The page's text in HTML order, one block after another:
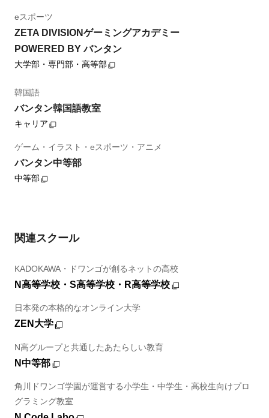
eスポーツ
ZETA DIVISIONゲーミングアカデミー
POWERED BY バンタン
大学部・専門部・高等部
韓国語
バンタン韓国語教室
キャリア
ゲーム・イラスト・eスポーツ・アニメ
バンタン中等部
中等部
関連スクール
KADOKAWA・ドワンゴが創るネットの高校
N高等学校・S高等学校・R高等学校
日本発の本格的なオンライン大学
ZEN大学
N高グループと共通したあたらしい教育
N中等部
角川ドワンゴ学園が運営する小学生・中学生・高校生向けプロ
グラミング教室